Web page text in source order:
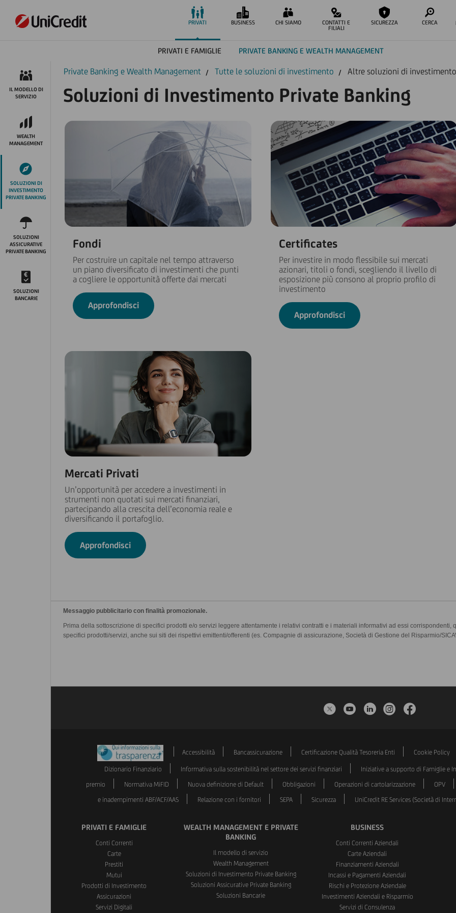
PRIVATI
PRIVATI E FAMIGLIE PRIVATE BANKING E WEALTH MANAGEMENT
BUSINESS CHI SIAMO CONTATTI E
FILIALI
SICUREZZA CERCA
IL MODELLO DI
SERVIZIO
WEALTH
MANAGEMENT
SOLUZIONI DI
INVESTIMENTO
PRIVATE BANKING
SOLUZIONI
ASSICURATIVE
PRIVATE BANKING
SOLUZIONI
BANCARIE
Private Banking e Wealth Management Tutte le soluzioni di investimento Altre soluzioni di investimento
Soluzioni di Investimento Private Banking
Fondi
Per costruire un capitale nel tempo attraverso
un piano diversificato di investimenti che punti
a cogliere le opportunità offerte dai mercati
Approfondisci
Certificates
Per investire in modo flessibile sui mercati
azionari, titoli o fondi, scegliendo il livello di
esposizione più consono al proprio profilo di
investimento
Approfondisci
Mercati Privati
Un’opportunità per accedere a investimenti in
strumenti non quotati sui mercati finanziari,
partecipando alla crescita dell’economia reale e
diversificando il portafoglio.
Approfondisci
Messaggio pubblicitario con finalità promozionale.
Prima della sottoscrizione di specifici prodotti e/o servizi leggere attentamente i relativi contratti e i materiali informativi ad essi
specifici prodotti/servizi, anche sui siti dei rispettivi emittenti/offerenti (es. Compagnie di assicurazione, Società di Gestione del Risparmio/
TwitterYouTube
Accessibilità Bancassicurazione Certificazione Qualità Tesoreria Enti Cookie Policy
Dizionario Finanziario Informativa sulla sostenibilità nel settore dei servizi finanziari Iniziative a supporto di Famiglie e
premio
Normativa MiFID Nuova definizione di Default Obbligazioni Operazioni di cartolarizzazione OPV
e inadempimenti ABF/ACF/AAS
Relazione con i fornitori SEPA Sicurezza UniCredit RE Services (Società di
PRIVATI E FAMIGLIE
Conti Correnti
Carte
Prestiti
Mutui
Prodotti di Investimento
Assicurazioni
Servizi Digitali
WEALTH MANAGEMENT E PRIVATE
BANKING
Il modello di servizio
Wealth Management
Soluzioni di Investimento Private Banking
Soluzioni Assicurative Private Banking
Soluzioni Bancarie
BUSINESS
Conti Correnti Aziendali
Carte Aziendali
Finanziamenti Aziendali
Incassi e Pagamenti Aziendali
Rischi e Protezione Aziendale
Investimenti Aziendali e Risparmio
Servizi di Consulenza